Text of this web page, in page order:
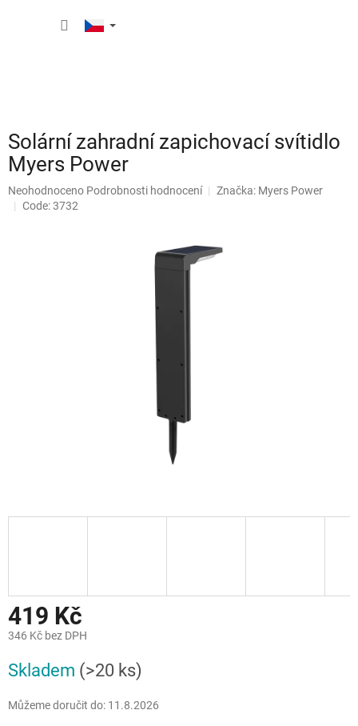
Solární zahradní zapichovací svítidlo
Myers Power
Průměrné
hodnocení
Neohodnoceno Podrobnosti hodnocení Značka: Myers Power
Code: 3732
419 Kč
346 Kč bez DPH
cena:
Skladem (>20 ks)
Můžeme doručit do: 11.8.2026